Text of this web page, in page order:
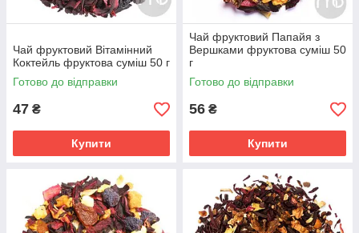
Чай фруктовий Вітамінний
Коктейль фруктова суміш 50 г
Готово до відправки
47 ₴
Купити
Чай фруктовий Папайя з
Вершками фруктова суміш 50
г
Готово до відправки
56 ₴
Купити